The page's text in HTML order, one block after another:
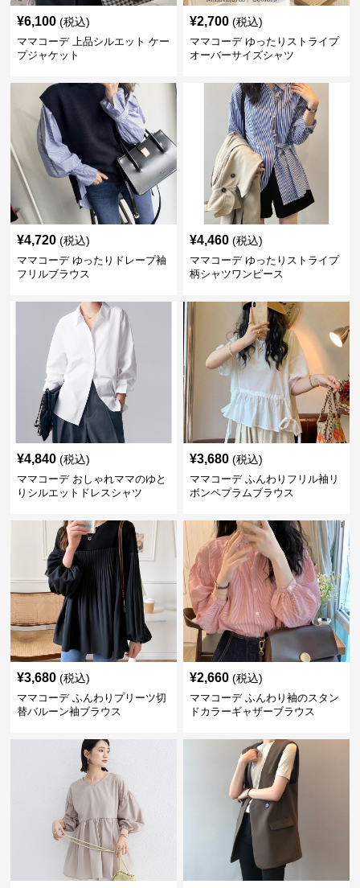
¥6,100 (税込)
ママコーデ 上品シルエット ケー
プジャケット
¥2,700 (税込)
ママコーデ ゆったりストライプ
オーバーサイズシャツ
¥4,720 (税込)
ママコーデ ゆったりドレープ袖
フリルブラウス
¥4,460 (税込)
ママコーデ ゆったりストライプ
柄シャツワンピース
¥4,840 (税込)
ママコーデ おしゃれママのゆと
りシルエットドレスシャツ
¥3,680 (税込)
ママコーデ ふんわりフリル袖リ
ボンペプラムブラウス
¥3,680 (税込)
ママコーデ ふんわりプリーツ切
替バルーン袖ブラウス
¥2,660 (税込)
ママコーデ ふんわり袖のスタン
ドカラーギャザーブラウス